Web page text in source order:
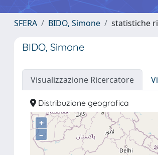
SFERA BIDO, Simone statistiche
BIDO, Simone
Visualizzazione Ricercatore
Distribuzione geografica
+
–